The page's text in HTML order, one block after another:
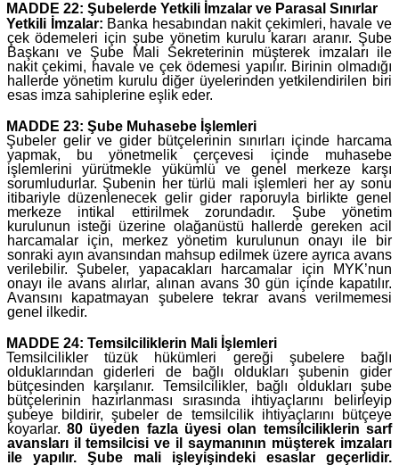
MADDE 22: Şubelerde Yetkili İmzalar ve Parasal Sınırlar
Yetkili İmzalar: Banka hesabından nakit çekimleri, havale ve
çek ödemeleri için şube yönetim kurulu kararı aranır. Şube
Başkanı ve Şube Mali Sekreterinin müşterek imzaları ile
nakit çekimi, havale ve çek ödemesi yapılır. Birinin olmadığı
hallerde yönetim kurulu diğer üyelerinden yetkilendirilen biri
esas imza sahiplerine eşlik eder.
MADDE 23: Şube Muhasebe İşlemleri
Şubeler gelir ve gider bütçelerinin sınırları içinde harcama
yapmak, bu yönetmelik çerçevesi içinde muhasebe
işlemlerini yürütmekle yükümlü ve genel merkeze karşı
sorumludurlar. Şubenin her türlü mali işlemleri her ay sonu
itibariyle düzenlenecek gelir gider raporuyla birlikte genel
merkeze intikal ettirilmek zorundadır. Şube yönetim
kurulunun isteği üzerine olağanüstü hallerde gereken acil
harcamalar için, merkez yönetim kurulunun onayı ile bir
sonraki ayın avansından mahsup edilmek üzere ayrıca avans
verilebilir. Şubeler, yapacakları harcamalar için MYK’nun
onayı ile avans alırlar, alınan avans 30 gün içinde kapatılır.
Avansını kapatmayan şubelere tekrar avans verilmemesi
genel ilkedir.
MADDE 24: Temsilciliklerin Mali İşlemleri
Temsilcilikler tüzük hükümleri gereği şubelere bağlı
olduklarından giderleri de bağlı oldukları şubenin gider
bütçesinden karşılanır. Temsilcilikler, bağlı oldukları şube
bütçelerinin hazırlanması sırasında ihtiyaçlarını belirleyip
şubeye bildirir, şubeler de temsilcilik ihtiyaçlarını bütçeye
koyarlar.80 üyeden fazla üyesi olan temsilciliklerin sarf
avansları il temsilcisi ve il saymanının müşterek imzaları
ile yapılır. Şube mali işleyişindeki esaslar geçerlidir.